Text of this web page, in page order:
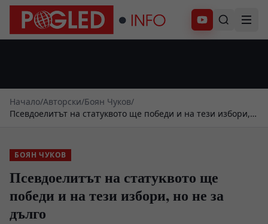
Абонирай се
Начало/Авторски/Боян Чуков/
Псевдоелитът на статуквото ще победи и на тези избори,
БОЯН ЧУКОВ
Псевдоелитът на статуквото ще
победи и на тези избори, но не за
дълго